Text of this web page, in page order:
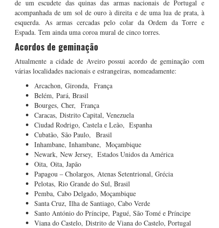
de um escudete das quinas das armas nacionais de Portugal e
acompanhada de um sol de ouro à direita e de uma lua de prata, à
esquerda. As armas cercadas pelo colar da Ordem da Torre e
Espada. Tem ainda uma coroa mural de cinco torres.
Acordos de geminação
Atualmente a cidade de Aveiro possui acordo de geminação com
várias localidades nacionais e estrangeiras, nomeadamente:
Arcachon, Gironda, França
Belém, Pará, Brasil
Bourges, Cher, França
Caracas, Distrito Capital, Venezuela
Ciudad Rodrigo, Castela e Leão, Espanha
Cubatão, São Paulo, Brasil
Inhambane, Inhambane, Moçambique
Newark, New Jersey, Estados Unidos da América
Oita, Oita, Japão
Papagou – Cholargos, Atenas Setentrional, Grécia
Pelotas, Rio Grande do Sul, Brasil
Pemba, Cabo Delgado, Moçambique
Santa Cruz, Ilha de Santiago, Cabo Verde
Santo António do Príncipe, Pagué, São Tomé e Príncipe
Viana do Castelo, Distrito de Viana do Castelo, Portugal